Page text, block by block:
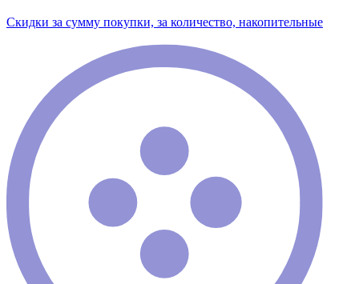
Скидки за сумму покупки, за количество, накопительные